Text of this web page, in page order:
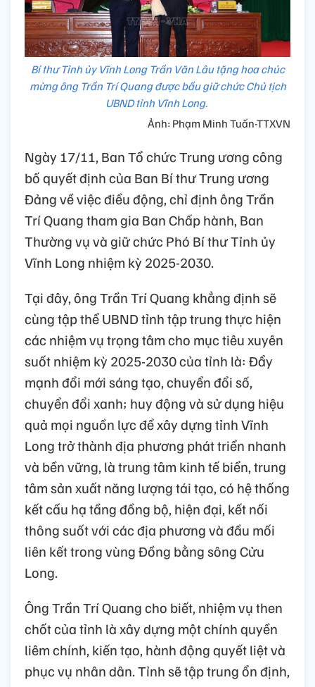
Bí thư Tỉnh ủy Vĩnh Long Trần Văn Lâu tặng hoa chúc
mừng ông Trần Trí Quang được bầu giữ chức Chủ tịch
UBND tỉnh Vĩnh Long.
Ảnh: Phạm Minh Tuấn-TTXVN
Ngày 17/11, Ban Tổ chức Trung ương công
bố quyết định của Ban Bí thư Trung ương
Đảng về việc điều động, chỉ định ông Trần
Trí Quang tham gia Ban Chấp hành, Ban
Thường vụ và giữ chức Phó Bí thư Tỉnh ủy
Vĩnh Long nhiệm kỳ 2025-2030.
Tại đây, ông Trần Trí Quang khẳng định sẽ
cùng tập thể UBND tỉnh tập trung thực hiện
các nhiệm vụ trọng tâm cho mục tiêu xuyên
suốt nhiệm kỳ 2025-2030 của tỉnh là: Đẩy
mạnh đổi mới sáng tạo, chuyển đổi số,
chuyển đổi xanh; huy động và sử dụng hiệu
quả mọi nguồn lực để xây dựng tỉnh Vĩnh
Long trở thành địa phương phát triển nhanh
và bền vững, là trung tâm kinh tế biển, trung
tâm sản xuất năng lượng tái tạo, có hệ thống
kết cấu hạ tầng đồng bộ, hiện đại, kết nối
thông suốt với các địa phương và đầu mối
liên kết trong vùng Đồng bằng sông Cửu
Long.
Ông Trần Trí Quang cho biết, nhiệm vụ then
chốt của tỉnh là xây dựng một chính quyền
liêm chính, kiến tạo, hành động quyết liệt và
phục vụ nhân dân. Tỉnh sẽ tập trung ổn định,